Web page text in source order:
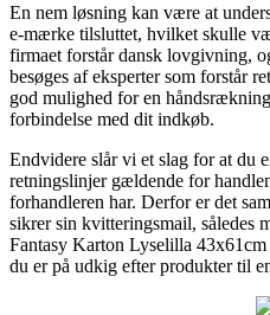
En nem løsning kan være at
e-mærke tilsluttet, hvilket skulle
firmaet forstår dansk lovgivning,
besøges af eksperter som forstår
god mulighed for en
forbindelse med dit indkøb.
Endvidere slår vi et slag for at du
retningslinjer gældende for
forhandleren har. Derfor er det
sikrer sin kvitteringsmail, således
Fantasy Karton Lyselilla
du er på udkig efter produkter til